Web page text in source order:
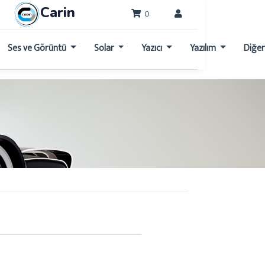
Carin 0
Ses ve Görüntü Solar Yazıcı Yazılım